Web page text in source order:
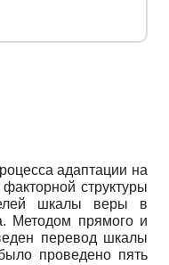
адаптации на
структуры
шкалы веры в
Методом прямого и
перевод шкалы
проведено пять